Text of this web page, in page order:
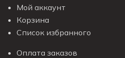
Мой аккаунт
Корзина
Список избранного
Оплата заказов